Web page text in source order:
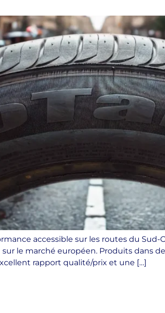
accessible sur les routes du
le marché européen. Produits dans
rapport qualité/prix et une […]